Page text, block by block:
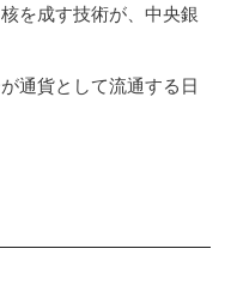
を成す技術が、中央銀
通貨として流通する日